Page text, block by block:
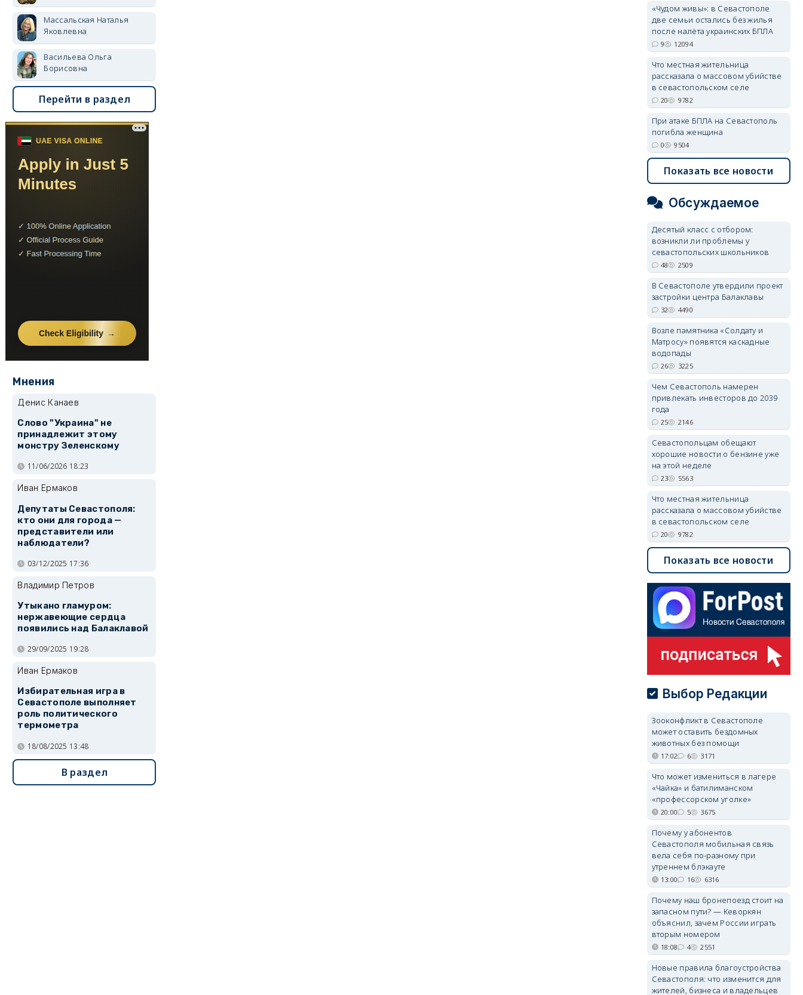
Массальская Наталья
Яковлевна
Васильева Ольга
Борисовна
Перейти в раздел
Мнения
Денис Канаев
Слово "Украина" не
принадлежит этому
монстру Зеленскому
11/06/2026 18:23
Иван Ермаков
Депутаты Севастополя:
кто они для города —
представители или
наблюдатели?
03/12/2025 17:36
Владимир Петров
Утыкано гламуром:
нержавеющие сердца
появились над Балаклавой
29/09/2025 19:28
Иван Ермаков
Избирательная игра в
Севастополе выполняет
роль политического
термометра
18/08/2025 13:48
В раздел
«Чудом живы»: в Севастополе
две семьи остались без жилья
после налёта украинских БПЛА
9 12094
Что местная жительница
рассказала о массовом убийстве
в севастопольском селе
20 9782
При атаке БПЛА на Севастополь
погибла женщина
0 9504
Показать все новости
Обсуждаемое
Десятый класс с отбором:
возникли ли проблемы у
севастопольских школьников
48 2509
В Севастополе утвердили проект
застройки центра Балаклавы
32 4490
Возле памятника «Солдату и
Матросу» появятся каскадные
водопады
26 3225
Чем Севастополь намерен
привлекать инвесторов до 2039
года
25 2146
Севастопольцам обещают
хорошие новости о бензине уже
на этой неделе
23 5563
Что местная жительница
рассказала о массовом убийстве
в севастопольском селе
20 9782
Показать все новости
Выбор Редакции
Зооконфликт в Севастополе
может оставить бездомных
животных без помощи
17:02 6 3171
Что может измениться в лагере
«Чайка» и батилиманском
«профессорском уголке»
20:00 5 3675
Почему у абонентов
Севастополя мобильная связь
вела себя по-разному при
утреннем блэкауте
13:00 16 6316
Почему наш бронепоезд стоит на
запасном пути? — Кеворкян
объяснил, зачем России играть
вторым номером
18:08 4 2551
Новые правила благоустройства
Севастополя: что изменится для
жителей, бизнеса и владельцев